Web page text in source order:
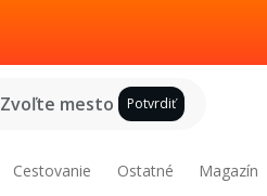
Zvoľte mesto Potvrdiť
Cestovanie Ostatné Magazín